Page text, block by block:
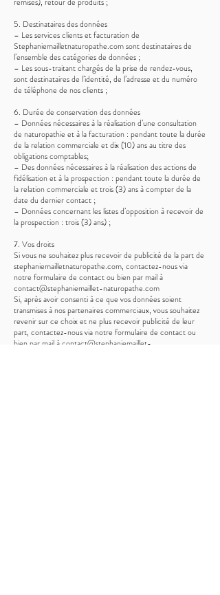
5. Destinataires des données
– Les services clients et facturation de
Stephaniemailletnaturopathe.com sont destinataires de
l’ensemble des catégories de données ;
– Les sous-traitant chargés de la prise de rendez-vous,
sont destinataires de l’identité, de l’adresse et du numéro
de téléphone de nos clients ;
6. Durée de conservation des données
– Données nécessaires à la réalisation d’une consultation
de naturopathie et à la facturation : pendant toute la durée
de la relation commerciale et dix (10) ans au titre des
obligations comptables;
– Des données nécessaires à la réalisation des actions de
fidélisation et à la prospection : pendant toute la durée de
la relation commerciale et trois (3) ans à compter de la
date du dernier contact ;
– Données concernant les listes d’opposition à recevoir de
la prospection : trois (3) ans) ;
7. Vos droits
Si vous ne souhaitez plus recevoir de publicité de la part de
stephaniemailletnaturopathe.com, contactez-nous via
notre formulaire de contact ou bien par mail à
contact@stephaniemaillet-naturopathe.com
Si, après avoir consenti à ce que vos données soient
transmises à nos partenaires commerciaux, vous souhaitez
revenir sur ce choix et ne plus recevoir publicité de leur
part, contactez-nous via notre formulaire de contact ou
bien par mail à contact@stephaniemaillet-